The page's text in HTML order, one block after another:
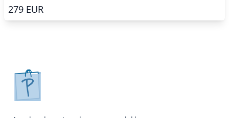
279 EUR
pirkpaveiksla.lt